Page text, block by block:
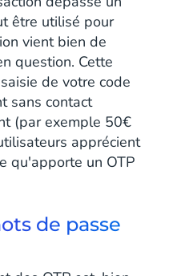
être utilisé pour
vient bien de
question. Cette
de votre code
sans contact
(par exemple 50€
apprécient
qu'apporte un OTP
de passe